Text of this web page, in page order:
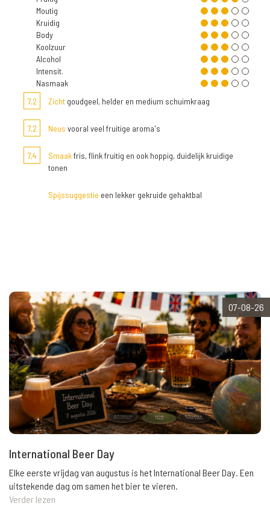
Moutig
Kruidig
Body
Koolzuur
Alcohol
Intensit.
Nasmaak
7,2
Zicht goudgeel, helder en medium schuimkraag
7,2 Neus vooral veel fruitige aroma's
7,4 Smaakfris, flink fruitig en ook hoppig, duidelijk kruidige
tonen
Spijssuggestie een lekker gekruide gehaktbal
07-08-26
International Beer Day
Elke eerste vrijdag van augustus is het International Beer Day. Een
uitstekende dag om samen het bier te vieren.
Verder lezen